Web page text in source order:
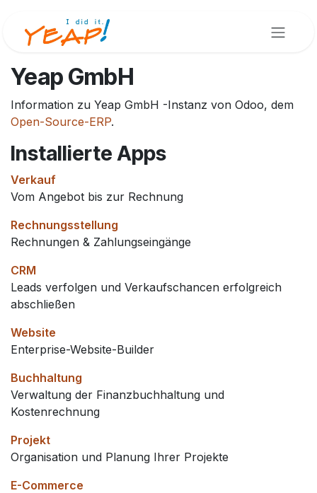
Yeap GmbH
Information zu Yeap GmbH -Instanz von Odoo, dem
Open-Source-ERP.
Installierte Apps
Verkauf
Vom Angebot bis zur Rechnung
Rechnungsstellung
Rechnungen & Zahlungseingänge
CRM
Leads verfolgen und Verkaufschancen erfolgreich
abschließen
Website
Enterprise-Website-Builder
Buchhaltung
Verwaltung der Finanzbuchhaltung und
Kostenrechnung
Projekt
Organisation und Planung Ihrer Projekte
E-Commerce